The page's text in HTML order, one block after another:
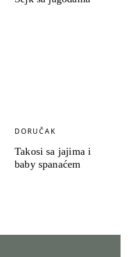
DORUČAK
Takosi sa jajima i
baby spanaćem